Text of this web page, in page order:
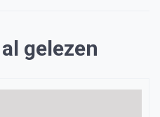
gelezen